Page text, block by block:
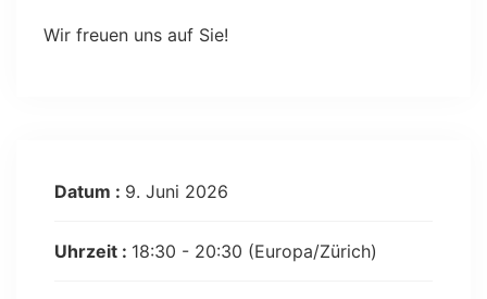
Wir freuen uns auf Sie!
Datum : 9. Juni 2026
Uhrzeit : 18:30 - 20:30 (Europa/Zürich)